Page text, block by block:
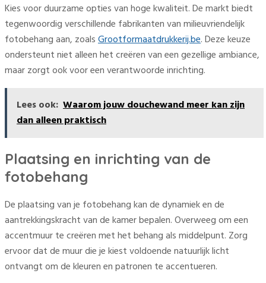
Kies voor duurzame opties van hoge kwaliteit. De markt biedt
tegenwoordig verschillende fabrikanten van milieuvriendelijk
fotobehang aan, zoalsGrootformaatdrukkerij.be. Deze keuze
ondersteunt niet alleen het creëren van een gezellige ambiance,
maar zorgt ook voor een verantwoorde inrichting.
Lees ook: Waarom jouw douchewand meer kan zijn
dan alleen praktisch
Plaatsing en inrichting van de
fotobehang
De plaatsing van je fotobehang kan de dynamiek en de
aantrekkingskracht van de kamer bepalen. Overweeg om een
accentmuur te creëren met het behang als middelpunt. Zorg
ervoor dat de muur die je kiest voldoende natuurlijk licht
ontvangt om de kleuren en patronen te accentueren.